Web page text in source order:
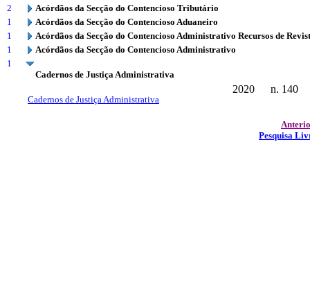
2
Acórdãos da Secção do Contencioso Tributário
1
Acórdãos da Secção do Contencioso Aduaneiro
1
Acórdãos da Secção do Contencioso Administrativo Recursos de
1
Acórdãos da Secção do Contencioso Administrativo
1
Cadernos de Justiça Administrativa
Cadernos de Justiça Administrativa
2020 n. 140
Pesquisa